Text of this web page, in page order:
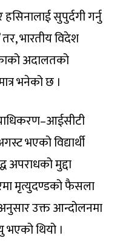
सुपुर्दगी गर्नु
तर, भारतीय विदेश
अदालतको
भनेको छ ।
भएको विद्यार्थी
अपराधको मुद्दा
मृत्युदण्डको फैसला
उक्त आन्दोलनमा
थियो ।